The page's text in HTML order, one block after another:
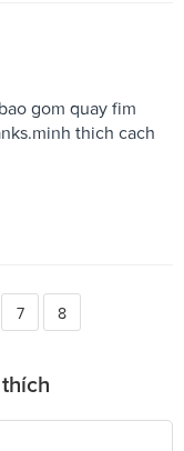
gom quay fim
thich cach
7 8